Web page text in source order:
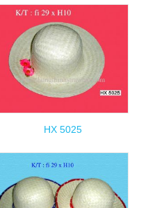
HX 5025